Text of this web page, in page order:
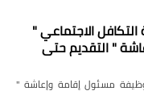
الاجتماعي "
" التقديم حتى
مسئول إقامة وإعاشة "